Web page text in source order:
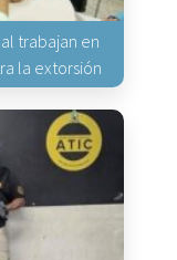
trabajan en
la extorsión